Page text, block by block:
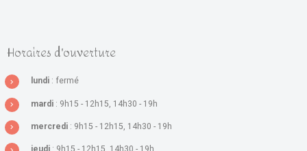
Horaires d'ouverture
lundi : fermé
mardi : 9h15 - 12h15, 14h30 - 19h
mercredi : 9h15 - 12h15, 14h30 - 19h
jeudi : 9h15 - 12h15, 14h30 - 19h